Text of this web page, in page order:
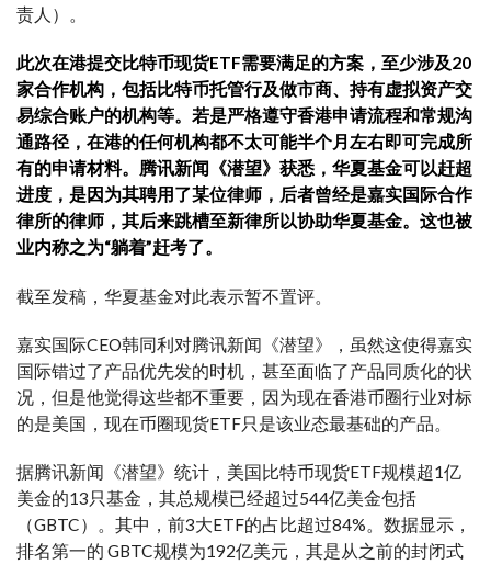
责人）。
此次在港提交比特币现货ETF需要满足的方案，至少涉及20
家合作机构，包括比特币托管行及做市商、持有虚拟资产交
易综合账户的机构等。若是严格遵守香港申请流程和常规沟
通路径，在港的任何机构都不太可能半个月左右即可完成所
有的申请材料。腾讯新闻《潜望》获悉，华夏基金可以赶超
进度，是因为其聘用了某位律师，后者曾经是嘉实国际合作
律所的律师，其后来跳槽至新律所以协助华夏基金。这也被
业内称之为“躺着”赶考了。
截至发稿，华夏基金对此表示暂不置评。
嘉实国际CEO韩同利对腾讯新闻《潜望》，虽然这使得嘉实
国际错过了产品优先发的时机，甚至面临了产品同质化的状
况，但是他觉得这些都不重要，因为现在香港币圈行业对标
的是美国，现在币圈现货ETF只是该业态最基础的产品。
据腾讯新闻《潜望》统计，美国比特币现货ETF规模超1亿
美金的13只基金，其总规模已经超过544亿美金包括
（GBTC）。其中，前3大ETF的占比超过84%。数据显示，
排名第一的 GBTC规模为192亿美元，其是从之前的封闭式